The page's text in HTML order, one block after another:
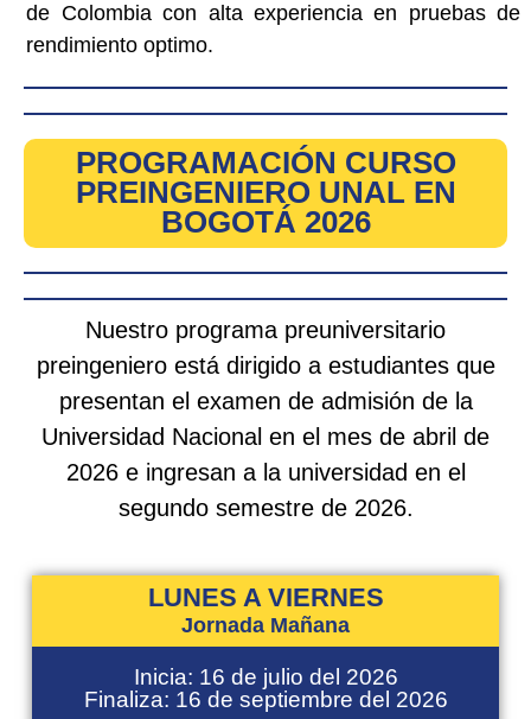
de Colombia con alta experiencia en pruebas de
rendimiento optimo.
PROGRAMACIÓN CURSO
PREINGENIERO UNAL EN
BOGOTÁ 2026
Nuestro programa preuniversitario
preingeniero está dirigido a estudiantes que
presentan el examen de admisión de la
Universidad Nacional en el mes de abril de
2026 e ingresan a la universidad en el
segundo semestre de 2026.
LUNES A VIERNES
Jornada Mañana
Inicia: 16 de julio del 2026
Finaliza: 16 de septiembre del 2026